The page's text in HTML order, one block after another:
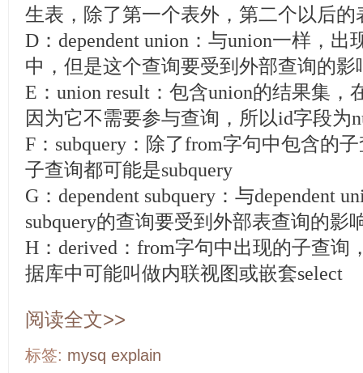
生表，除了第一个表外，第二个以后的
D：dependent union：与union一样，出
中，但是这个查询要受到外部查询的影
E：union result：包含union的结果集，
因为它不需要参与查询，所以id字段为
F：subquery：除了from字句中包含的
子查询都可能是subquery
G：dependent subquery：与dependent
subquery的查询要受到外部表查询的影
H：derived：from字句中出现的子查询
据库中可能叫做内联视图或嵌套select
阅读全文>>
标签: mysq explain